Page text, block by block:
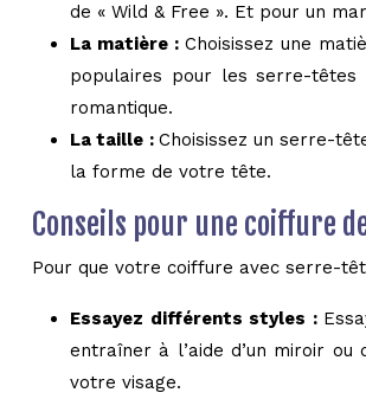
de « Wild & Free ». Et pour un
La matière : Choisissez une
populaires pour les serre-
romantique.
La taille : Choisissez un serre-
la forme de votre tête.
Conseils pour une coiffure
Pour que votre coiffure avec serre-
Essayez différents styles :
entraîner à l’aide d’un miroir
votre visage.